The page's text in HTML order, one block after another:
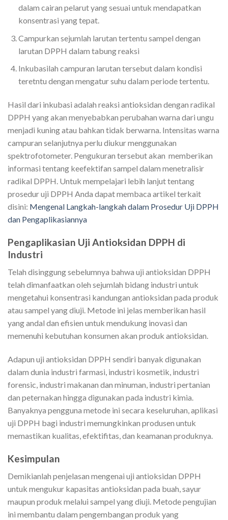
dalam cairan pelarut yang sesuai untuk mendapatkan
konsentrasi yang tepat.
Campurkan sejumlah larutan tertentu sampel dengan
larutan DPPH dalam tabung reaksi
Inkubasilah campuran larutan tersebut dalam kondisi
teretntu dengan mengatur suhu dalam periode tertentu.
Hasil dari inkubasi adalah reaksi antioksidan dengan radikal
DPPH yang akan menyebabkan perubahan warna dari ungu
menjadi kuning atau bahkan tidak berwarna. Intensitas warna
campuran selanjutnya perlu diukur menggunakan
spektrofotometer. Pengukuran tersebut akan memberikan
informasi tentang keefektifan sampel dalam menetralisir
radikal DPPH. Untuk mempelajari lebih lanjut tentang
prosedur uji DPPH Anda dapat membaca artikel terkait
disini: Mengenal Langkah-langkah dalam Prosedur Uji DPPH
dan Pengaplikasiannya
Pengaplikasian Uji Antioksidan DPPH di
Industri
Telah disinggung sebelumnya bahwa uji antioksidan DPPH
telah dimanfaatkan oleh sejumlah bidang industri untuk
mengetahui konsentrasi kandungan antioksidan pada produk
atau sampel yang diuji. Metode ini jelas memberikan hasil
yang andal dan efisien untuk mendukung inovasi dan
memenuhi kebutuhan konsumen akan produk antioksidan.
Adapun uji antioksidan DPPH sendiri banyak digunakan
dalam dunia industri farmasi, industri kosmetik, industri
forensic, industri makanan dan minuman, industri pertanian
dan peternakan hingga digunakan pada industri kimia.
Banyaknya pengguna metode ini secara keseluruhan, aplikasi
uji DPPH bagi industri memungkinkan produsen untuk
memastikan kualitas, efektifitas, dan keamanan produknya.
Kesimpulan
Demikianlah penjelasan mengenai uji antioksidan DPPH
untuk mengukur kapasitas antioksidan pada buah, sayur
maupun produk melalui sampel yang diuji. Metode pengujian
ini membantu dalam pengembangan produk yang